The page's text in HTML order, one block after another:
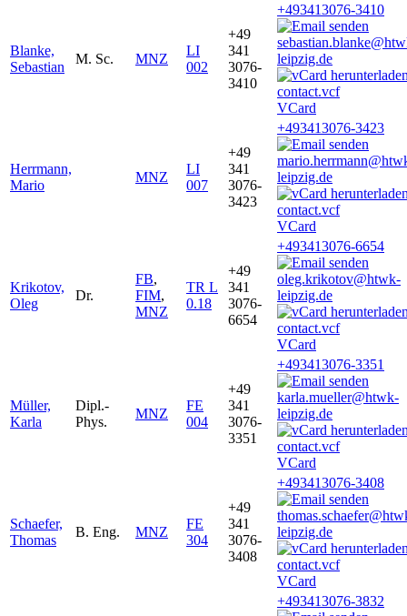
Blanke,
Sebastian
M. Sc. MNZ
LI
002
+49
341
3076-
3410
+493413076-3410
leipzig.de
VCard
Herrmann,
Mario
MNZ
LI
007
+49
341
3076-
3423
+493413076-3423
leipzig.de
VCard
Krikotov,
Oleg
Dr.
FB,
FIM,
MNZ
TR L
0.18
+49
341
3076-
6654
+493413076-6654
oleg.krikotov@htwk-
leipzig.de
VCard
Müller,
Karla
Dipl.-
Phys.
MNZ
FE
004
+49
341
3076-
3351
+493413076-3351
karla.mueller@htwk-
leipzig.de
VCard
Schaefer,
Thomas
B. Eng. MNZ
FE
304
+49
341
3076-
3408
+493413076-3408
leipzig.de
VCard
+493413076-3832